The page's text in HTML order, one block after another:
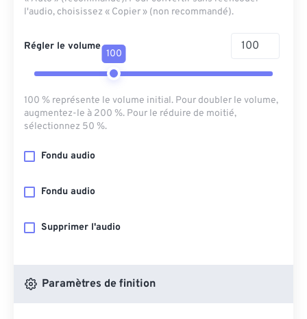
l'audio, choisissez « Copier » (non recommandé).
Régler le volume
100
100 % représente le volume initial. Pour doubler le volume,
augmentez-le à 200 %. Pour le réduire de moitié,
sélectionnez 50 %.
Fondu audio
Fondu audio
Supprimer l'audio
Paramètres de finition